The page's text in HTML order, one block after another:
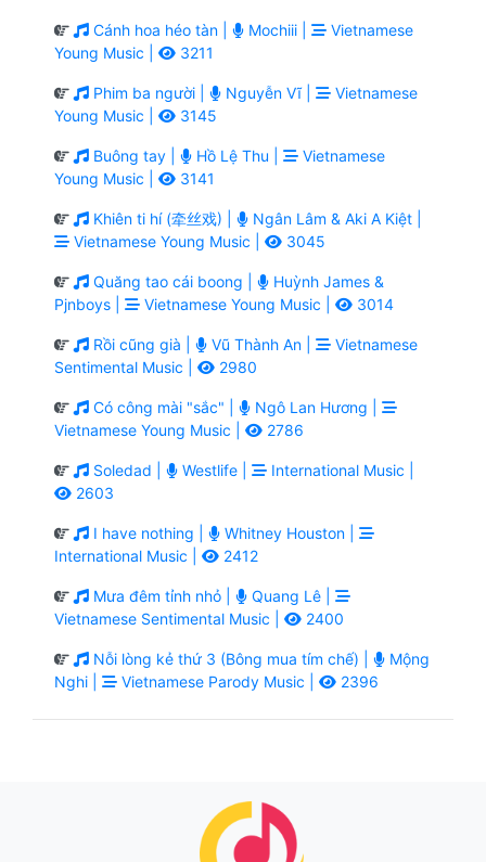
Cánh hoa héo tàn | Mochiii |
Vietnamese
Young Music |
3211
Phim ba người | Nguyễn Vĩ |
Vietnamese
Young Music |
3145
Buông tay | Hồ Lệ Thu |
Vietnamese
Young Music |
3141
Khiên ti hí (牵丝戏) |
Ngân Lâm & Aki A Kiệt |
Vietnamese Young Music |
3045
Quăng tao cái boong |
Huỳnh James &
Pjnboys |
Vietnamese Young Music | 3014
Rồi cũng già | Vũ Thành An |
Vietnamese
Sentimental Music |
2980
Có công mài "sắc" |
Ngô Lan Hương |
Vietnamese Young Music |
2786
Soledad | Westlife |
International Music |
2603
I have nothing |
Whitney Houston |
International Music |
2412
Mưa đêm tỉnh nhỏ |
Quang Lê |
Vietnamese Sentimental Music |
2400
Nỗi lòng kẻ thứ 3 (Bông mua tím chế) |
Mộng
Nghi |
Vietnamese Parody Music | 2396